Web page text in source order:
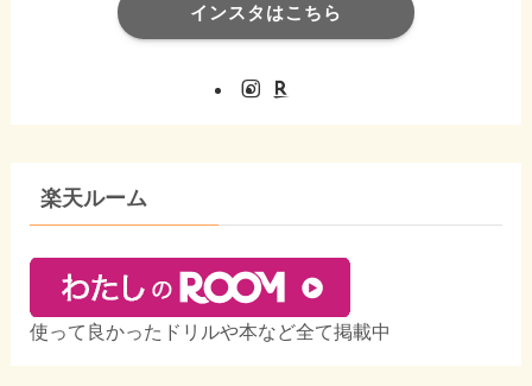
インスタはこちら
楽天ルーム
使って良かったドリルや本など全て掲載中